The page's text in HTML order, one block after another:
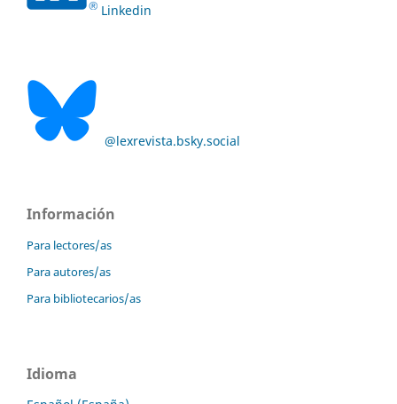
Linkedin
@lexrevista.bsky.social
Información
Para lectores/as
Para autores/as
Para bibliotecarios/as
Idioma